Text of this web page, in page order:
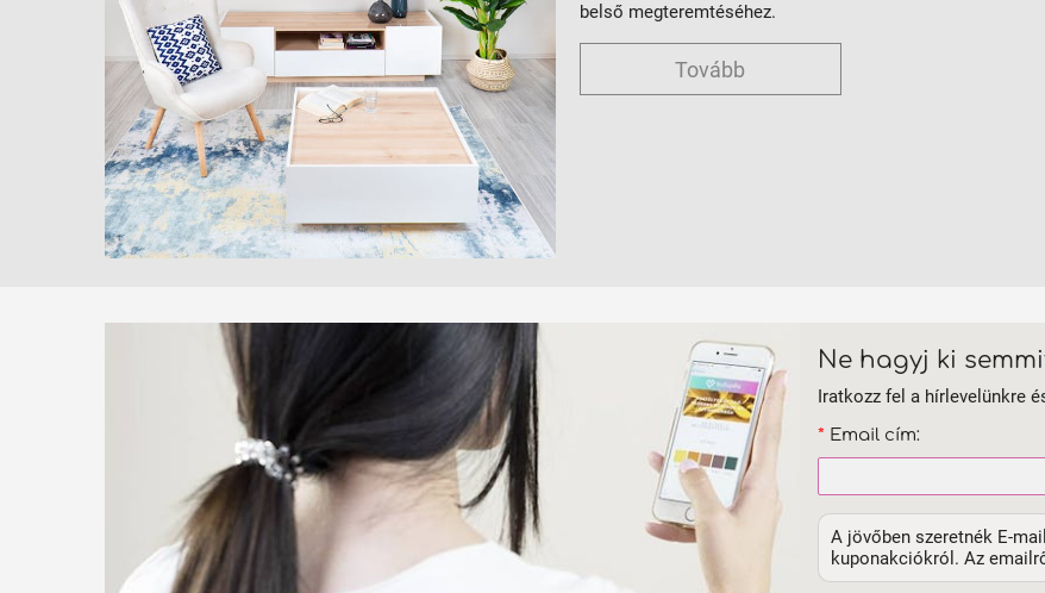
belső megteremtéséhez.
Tovább
Ne hagyj ki
Iratkozz fel a hírlevelünkre
* Email cím:
A jövőben szeretnék E-
kuponakciókról. Az